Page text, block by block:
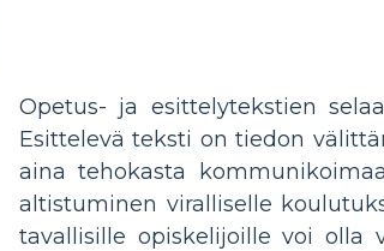
Opetus- ja esittelytekstien
Esittelevä teksti on tiedon
aina tehokasta
altistuminen viralliselle
tavallisille opiskelijoille voi olla